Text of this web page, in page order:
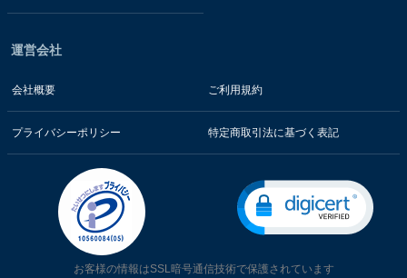
運営会社
会社概要 ご利用規約
プライバシーポリシー 特定商取引法に基づく表記
お客様の情報はSSL暗号通信技術で保護されています